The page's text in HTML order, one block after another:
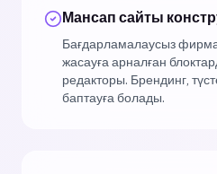
Мансап сайты
Бағдарламалаусыз
жасауға арналған
редакторы. Брендинг,
баптауға болады.